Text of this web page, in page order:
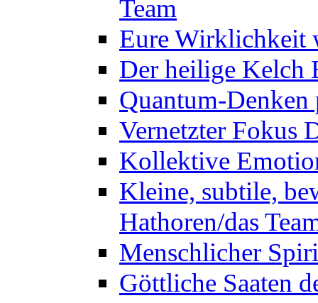
Team
Eure Wirklichkeit
Der heilige Kelch
Quantum-Denken
Vernetzter Fokus
Kollektive
Kleine, subtile,
Hathoren/das
Menschlicher
Göttliche Saaten